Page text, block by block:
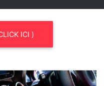
ICI )